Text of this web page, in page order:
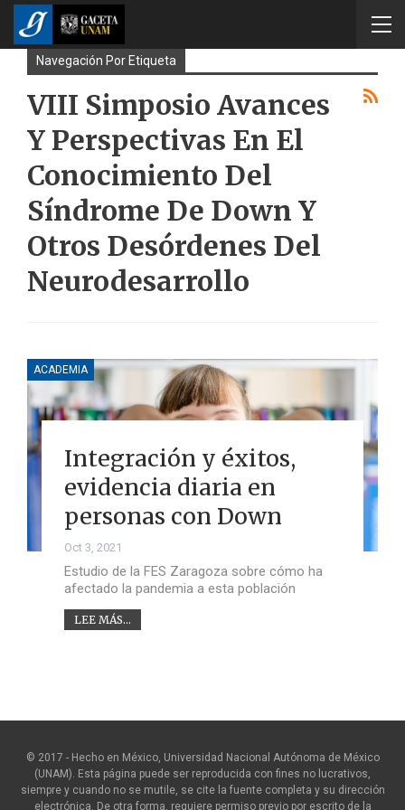
Navegación Por Etiqueta
VIII Simposio Avances
Y Perspectivas En El
Conocimiento Del
Síndrome De Down Y
Otros Desórdenes Del
Neurodesarrollo
ACADEMIA
Integración y éxitos,
evidencia diaria en
personas con Down
Oct 3, 2021
Estudio de la FES Zaragoza sobre cómo ha
afectado la pandemia a esta población
LEE MÁS...
© 2017 - Hecho en México, Universidad Nacional Autónoma de México
(UNAM). Esta página puede ser reproducida con fines no lucrativos,
siempre y cuando no se mutile, se cite la fuente completa y su dirección
electrónica. De otra forma, requiere permiso previo por escrito de la